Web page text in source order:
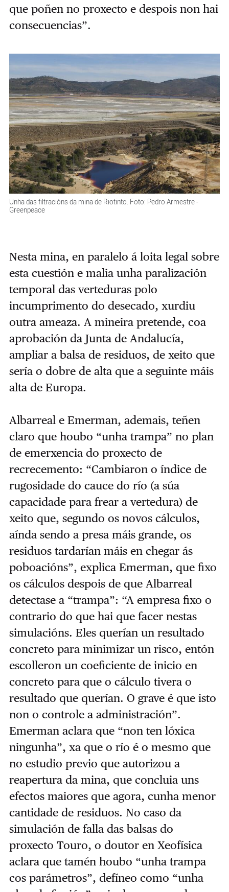
que poñen no proxecto e despois non hai
consecuencias”.
Unha das filtracións da mina de Riotinto. Foto: Pedro Armestre -
Greenpeace
Nesta mina, en paralelo á loita legal sobre
esta cuestión e malia unha paralización
temporal das verteduras polo
incumprimento do desecado, xurdiu
outra ameaza. A mineira pretende, coa
aprobación da Junta de Andalucía,
ampliar a balsa de residuos, de xeito que
sería o dobre de alta que a seguinte máis
alta de Europa.
Albarreal e Emerman, ademais, teñen
claro que houbo “unha trampa” no plan
de emerxencia do proxecto de
recrecemento: “Cambiaron o índice de
rugosidade do cauce do río (a súa
capacidade para frear a vertedura) de
xeito que, segundo os novos cálculos,
aínda sendo a presa máis grande, os
residuos tardarían máis en chegar ás
poboacións”, explica Emerman, que fixo
os cálculos despois de que Albarreal
detectase a “trampa”: “A empresa fixo o
contrario do que hai que facer nestas
simulacións. Eles querían un resultado
concreto para minimizar un risco, entón
escolleron un coeficiente de inicio en
concreto para que o cálculo tivera o
resultado que querían. O grave é que isto
non o controle a administración”.
Emerman aclara que “non ten lóxica
ningunha”, xa que o río é o mesmo que
no estudio previo que autorizou a
reapertura da mina, que concluia uns
efectos maiores que agora, cunha menor
cantidade de residuos. No caso da
simulación de falla das balsas do
proxecto Touro, o doutor en Xeofísica
aclara que tamén houbo “unha trampa
cos parámetros”, defíneo como “unha